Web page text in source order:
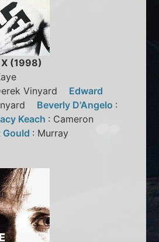
(1998)
Vinyard Edward
Beverly D'Angelo :
Keach : Cameron
Gould : Murray